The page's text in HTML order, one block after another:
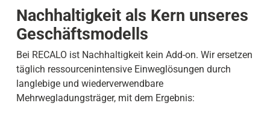
Nachhaltigkeit als Kern unseres
Geschäftsmodells
Bei RECALO ist Nachhaltigkeit kein Add-on. Wir ersetzen
täglich ressourcenintensive Einweglösungen durch
langlebige und wiederverwendbare
Mehrwegladungsträger, mit dem Ergebnis: